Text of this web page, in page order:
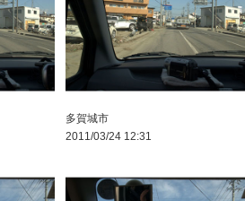
多賀城市
2011/03/24 12:31